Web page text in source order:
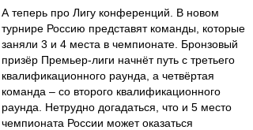
А теперь про Лигу конференций. В новом
турнире Россию представят команды, которые
заняли 3 и 4 места в чемпионате. Бронзовый
призёр Премьер-лиги начнёт путь с третьего
квалификационного раунда, а четвёртая
команда – со второго квалификационного
раунда. Нетрудно догадаться, что и 5 место
чемпионата России может оказаться